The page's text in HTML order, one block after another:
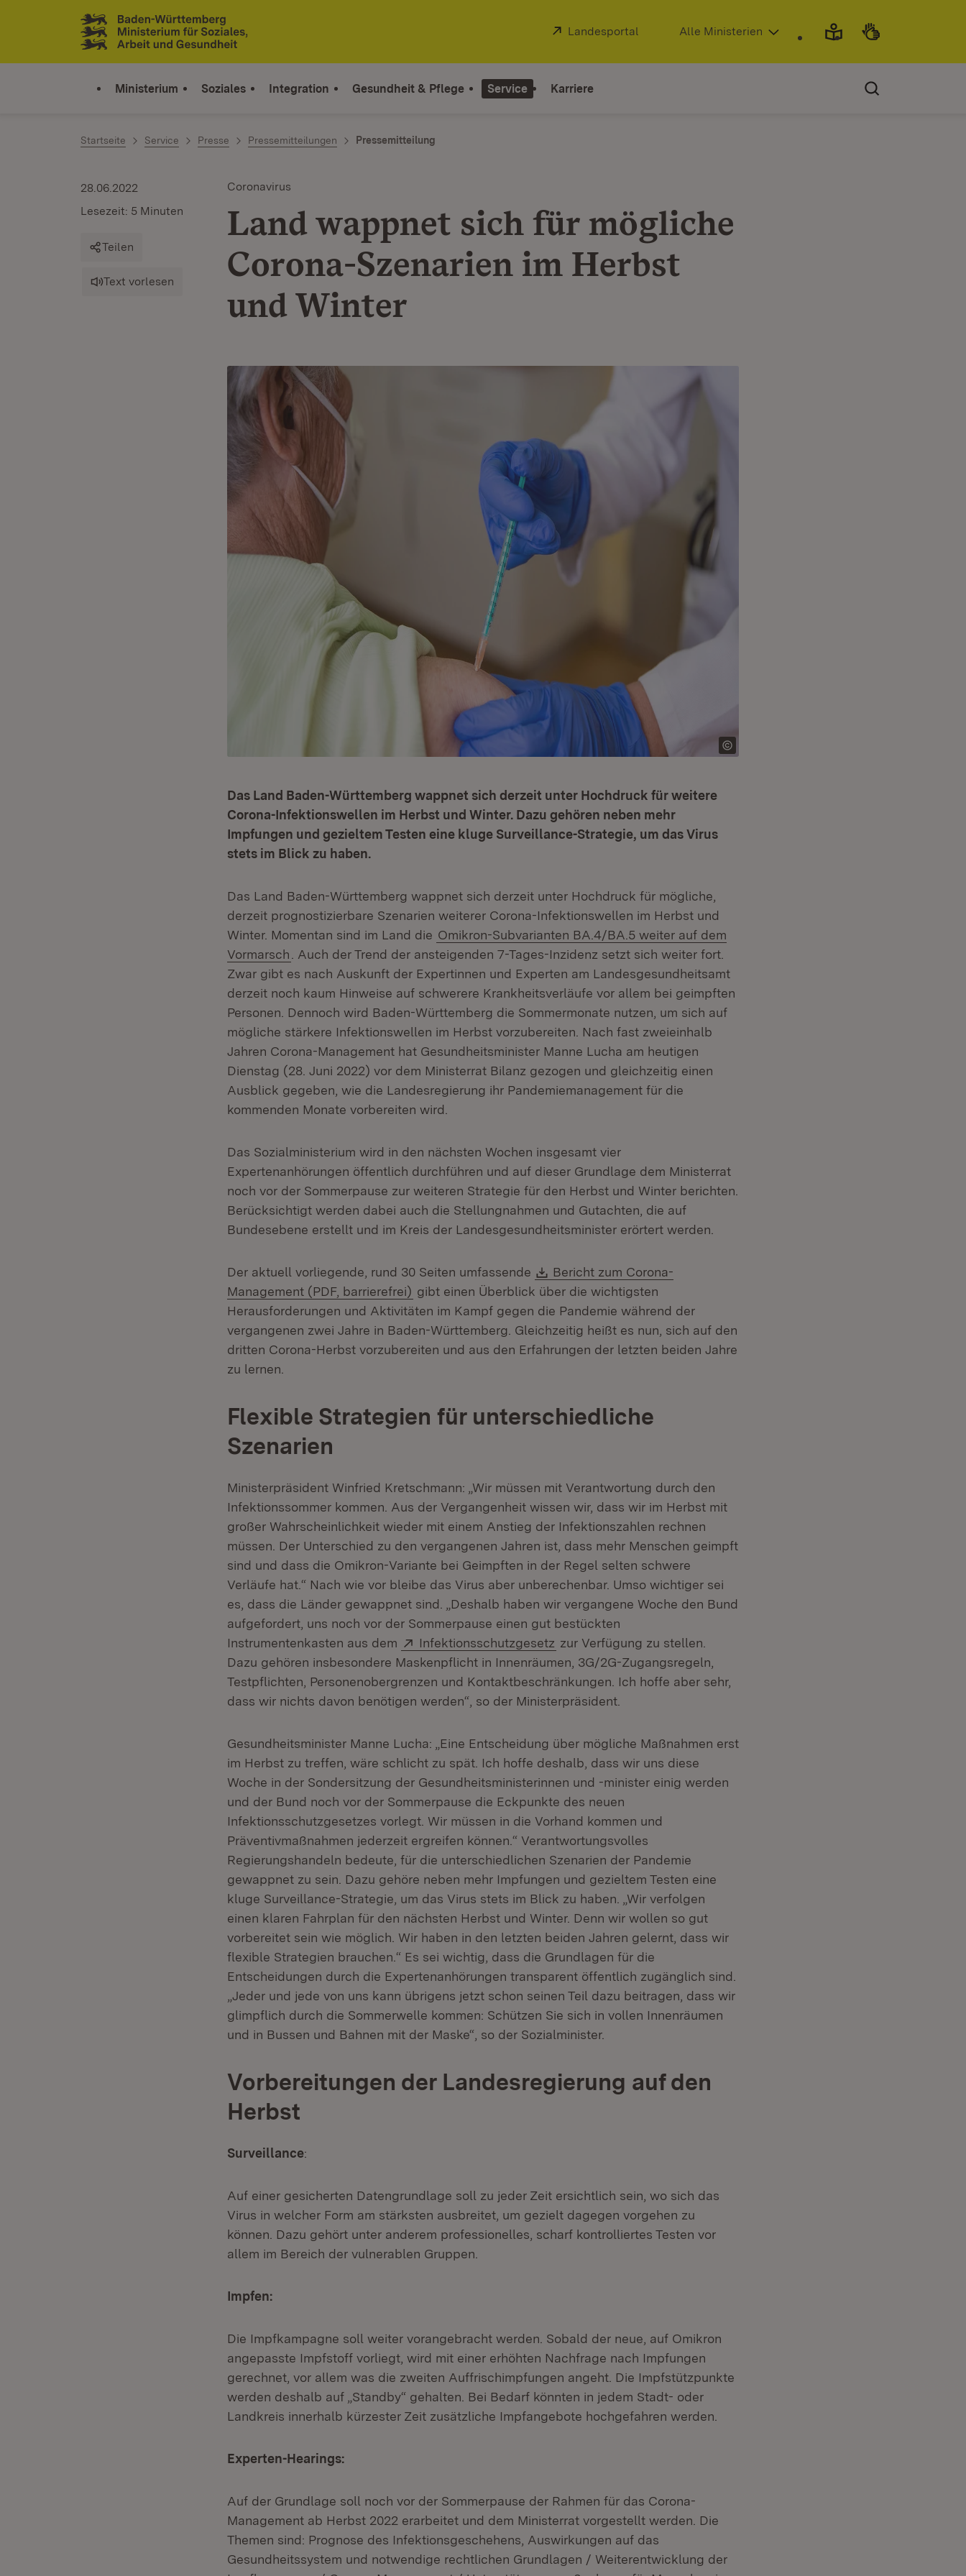
Zum Inhalt springen
Link zur Startseite
Extern:
Landesportal (Öffnet in neuem Fenster)
Alle Ministerien
Ministerium Soziales Integration Gesundheit & Pflege Service Karriere
Startseite Service Presse Pressemitteilungen Pressemitteilung
Coronavirus
Land wappnet sich für mögliche
Corona-Szenarien im Herbst
und Winter
28.06.2022
Lesezeit: 5 Minuten
Teilen
Text vorlesen
Das Land Baden-Württemberg wappnet sich derzeit unter Hochdruck für weitere
Corona-Infektionswellen im Herbst und Winter. Dazu gehören neben mehr
Impfungen und gezieltem Testen eine kluge Surveillance-Strategie, um das Virus
stets im Blick zu haben.
Das Land Baden-Württemberg wappnet sich derzeit unter Hochdruck für mögliche,
derzeit prognostizierbare Szenarien weiterer Corona-Infektionswellen im Herbst und
Winter. Momentan sind im Land die Omikron-Subvarianten BA.4/BA.5 weiter auf dem
Vormarsch
. Auch der Trend der ansteigenden 7-Tages-Inzidenz setzt sich weiter fort.
Zwar gibt es nach Auskunft der Expertinnen und Experten am Landesgesundheitsamt
derzeit noch kaum Hinweise auf schwerere Krankheitsverläufe vor allem bei geimpften
Personen. Dennoch wird Baden-Württemberg die Sommermonate nutzen, um sich auf
mögliche stärkere Infektionswellen im Herbst vorzubereiten. Nach fast zweieinhalb
Jahren Corona-Management hat Gesundheitsminister Manne Lucha am heutigen
Dienstag (28. Juni 2022) vor dem Ministerrat Bilanz gezogen und gleichzeitig einen
Ausblick gegeben, wie die Landesregierung ihr Pandemiemanagement für die
kommenden Monate vorbereiten wird.
Das Sozialministerium wird in den nächsten Wochen insgesamt vier
Expertenanhörungen öffentlich durchführen und auf dieser Grundlage dem Ministerrat
noch vor der Sommerpause zur weiteren Strategie für den Herbst und Winter berichten.
Berücksichtigt werden dabei auch die Stellungnahmen und Gutachten, die auf
Bundesebene erstellt und im Kreis der Landesgesundheitsminister erörtert werden.
Der aktuell vorliegende, rund 30 Seiten umfassende Download:
Bericht zum Corona-
Management (PDF, barrierefrei) (Öffnet in neuem Fenster)
gibt einen Überblick über die wichtigsten
Herausforderungen und Aktivitäten im Kampf gegen die Pandemie während der
vergangenen zwei Jahre in Baden-Württemberg. Gleichzeitig heißt es nun, sich auf den
dritten Corona-Herbst vorzubereiten und aus den Erfahrungen der letzten beiden Jahre
zu lernen.
Flexible Strategien für unterschiedliche
Szenarien
Ministerpräsident Winfried Kretschmann: „Wir müssen mit Verantwortung durch den
Infektionssommer kommen. Aus der Vergangenheit wissen wir, dass wir im Herbst mit
großer Wahrscheinlichkeit wieder mit einem Anstieg der Infektionszahlen rechnen
müssen. Der Unterschied zu den vergangenen Jahren ist, dass mehr Menschen geimpft
sind und dass die Omikron-Variante bei Geimpften in der Regel selten schwere
Verläufe hat.“ Nach wie vor bleibe das Virus aber unberechenbar. Umso wichtiger sei
es, dass die Länder gewappnet sind. „Deshalb haben wir vergangene Woche den Bund
aufgefordert, uns noch vor der Sommerpause einen gut bestückten
Instrumentenkasten aus dem
Extern:
Infektionsschutzgesetz (Öffnet in neuem Fenster)
zur Verfügung zu stellen.
Dazu gehören insbesondere Maskenpflicht in Innenräumen, 3G/2G-Zugangsregeln,
Testpflichten, Personenobergrenzen und Kontaktbeschränkungen. Ich hoffe aber sehr,
dass wir nichts davon benötigen werden“, so der Ministerpräsident.
Gesundheitsminister Manne Lucha: „Eine Entscheidung über mögliche Maßnahmen erst
im Herbst zu treffen, wäre schlicht zu spät. Ich hoffe deshalb, dass wir uns diese
Woche in der Sondersitzung der Gesundheitsministerinnen und -minister einig werden
und der Bund noch vor der Sommerpause die Eckpunkte des neuen
Infektionsschutzgesetzes vorlegt. Wir müssen in die Vorhand kommen und
Präventivmaßnahmen jederzeit ergreifen können.“ Verantwortungsvolles
Regierungshandeln bedeute, für die unterschiedlichen Szenarien der Pandemie
gewappnet zu sein. Dazu gehöre neben mehr Impfungen und gezieltem Testen eine
kluge Surveillance-Strategie, um das Virus stets im Blick zu haben. „Wir verfolgen
einen klaren Fahrplan für den nächsten Herbst und Winter. Denn wir wollen so gut
vorbereitet sein wie möglich. Wir haben in den letzten beiden Jahren gelernt, dass wir
flexible Strategien brauchen.“ Es sei wichtig, dass die Grundlagen für die
Entscheidungen durch die Expertenanhörungen transparent öffentlich zugänglich sind.
„Jeder und jede von uns kann übrigens jetzt schon seinen Teil dazu beitragen, dass wir
glimpflich durch die Sommerwelle kommen: Schützen Sie sich in vollen Innenräumen
und in Bussen und Bahnen mit der Maske“, so der Sozialminister.
Vorbereitungen der Landesregierung auf den
Herbst
Surveillance:
Auf einer gesicherten Datengrundlage soll zu jeder Zeit ersichtlich sein, wo sich das
Virus in welcher Form am stärksten ausbreitet, um gezielt dagegen vorgehen zu
können. Dazu gehört unter anderem professionelles, scharf kontrolliertes Testen vor
allem im Bereich der vulnerablen Gruppen.
Impfen:
Die Impfkampagne soll weiter vorangebracht werden. Sobald der neue, auf Omikron
angepasste Impfstoff vorliegt, wird mit einer erhöhten Nachfrage nach Impfungen
gerechnet, vor allem was die zweiten Auffrischimpfungen angeht. Die Impfstützpunkte
werden deshalb auf „Standby“ gehalten. Bei Bedarf könnten in jedem Stadt- oder
Landkreis innerhalb kürzester Zeit zusätzliche Impfangebote hochgefahren werden.
Experten-Hearings:
Auf der Grundlage soll noch vor der Sommerpause der Rahmen für das Corona-
Management ab Herbst 2022 erarbeitet und dem Ministerrat vorgestellt werden. Die
Themen sind: Prognose des Infektionsgeschehens, Auswirkungen auf das
Gesundheitssystem und notwendige rechtlichen Grundlagen / Weiterentwicklung der